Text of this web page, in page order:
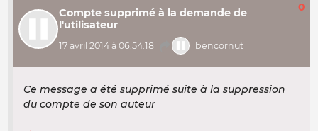
Compte supprimé à la demande de
l'utilisateur
17 avril 2014 à 06:54:18 bencornut
0
Ce message a été supprimé suite à la suppression
du compte de son auteur